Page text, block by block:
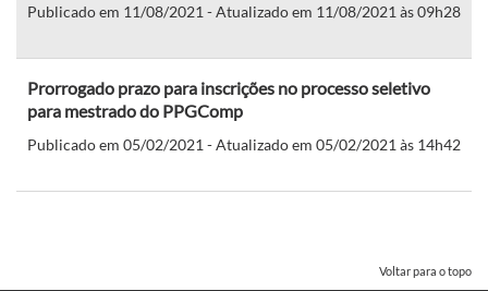
Publicado em 11/08/2021 - Atualizado em 11/08/2021 às 09h28
Prorrogado prazo para inscrições no processo seletivo
para mestrado do PPGComp
Publicado em 05/02/2021 - Atualizado em 05/02/2021 às 14h42
Voltar para o topo